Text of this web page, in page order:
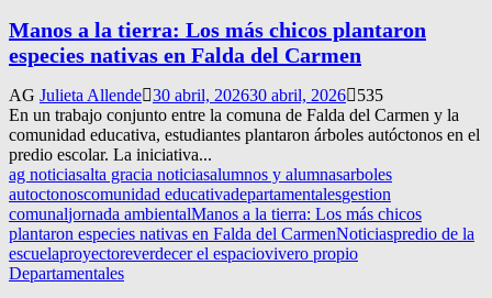
Manos a la tierra: Los más chicos plantaron
especies nativas en Falda del Carmen
AG Julieta Allende 30 abril, 202630 abril, 2026
535
En un trabajo conjunto entre la comuna de Falda del Carmen y la
comunidad educativa, estudiantes plantaron árboles autóctonos en el
predio escolar. La iniciativa...
ag noticiasalta gracia noticiasalumnos y alumnasarboles
autoctonoscomunidad educativadepartamentalesgestion
comunaljornada ambientalManos a la tierra: Los más chicos
plantaron especies nativas en Falda del CarmenNoticiaspredio de la
escuelaproyectoreverdecer el espaciovivero propio
Departamentales